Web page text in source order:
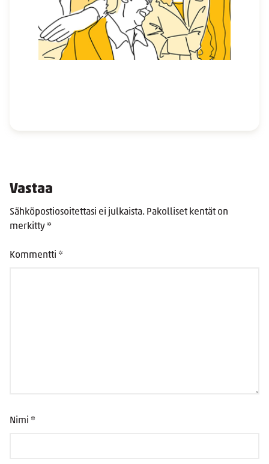
Vastaa
Sähköpostiosoitettasi ei julkaista. Pakolliset kentät on
merkitty *
Kommentti *
Nimi *